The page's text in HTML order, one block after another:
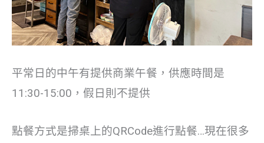
平常日的中午有提供商業午餐，供應時間是
11:30-15:00，假日則不提供
點餐方式是掃桌上的QRCode進行點餐…現在很多